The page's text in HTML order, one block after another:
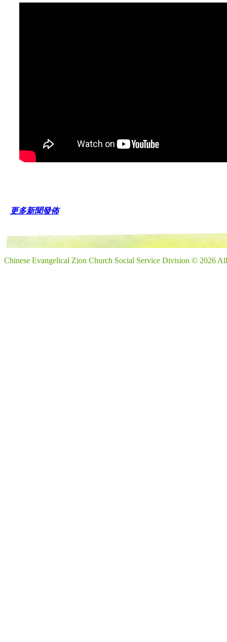
更多新聞發佈
Chinese Evangelical Zion Church Social Service Division © 2026